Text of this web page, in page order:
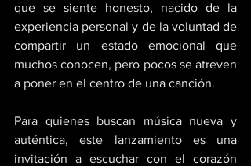
que se siente honesto, nacido de la
experiencia personal y de la voluntad de
compartir un estado emocional que
muchos conocen, pero pocos se atreven
a poner en el centro de una canción.
Para quienes buscan música nueva y
auténtica, este lanzamiento es una
invitación a escuchar con el corazón